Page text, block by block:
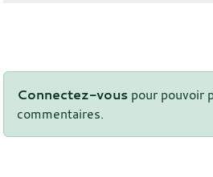
Connectez-vous pour pouvoir
commentaires.